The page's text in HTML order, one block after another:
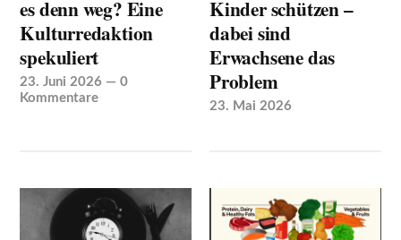
es denn weg? Eine
Kulturredaktion
spekuliert
23. Juni 2026 —0
Kommentare
Kinder schützen –
dabei sind
Erwachsene das
Problem
23. Mai 2026